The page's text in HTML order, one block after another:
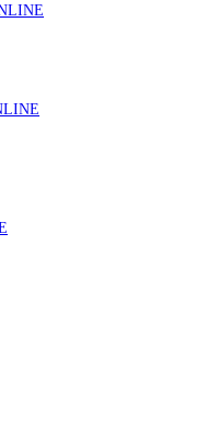
podem ficar sem médico de
registo, alerta associação
Cardio – Sintoniza-
da Bayer
cancro do pulmão são
um investimento
de saúde”